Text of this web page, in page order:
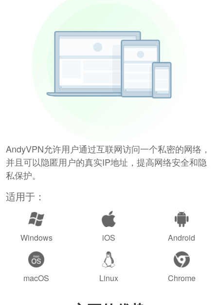
AndyVPN允许用户通过互联网访问一个私密的网络，
并且可以隐匿用户的真实IP地址，提高网络安全和隐
私保护。
适用于：
Windows iOS Android
macOS Linux Chrome